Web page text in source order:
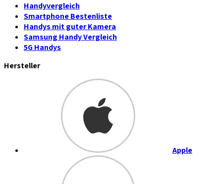
Handyvergleich
Smartphone Bestenliste
Handys mit guter Kamera
Samsung Handy Vergleich
5G Handys
Hersteller
Apple